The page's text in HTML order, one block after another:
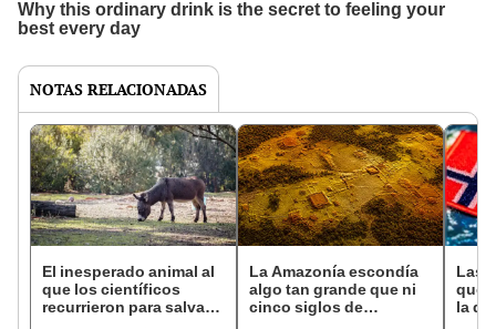
NOTAS RELACIONADAS
El inesperado animal al
que los científicos
recurrieron para salvar
La Amazonía escondía
algo tan grande que ni
cinco siglos de
Las
que
la de